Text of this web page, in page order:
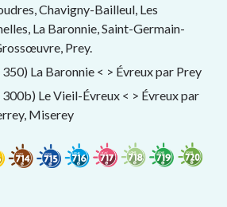
Chavigny-Bailleul, Les
La Baronnie, Saint-Germain-
Prey.
La Baronnie < > Évreux par Prey
Le Vieil-Évreux < > Évreux par
Miserey